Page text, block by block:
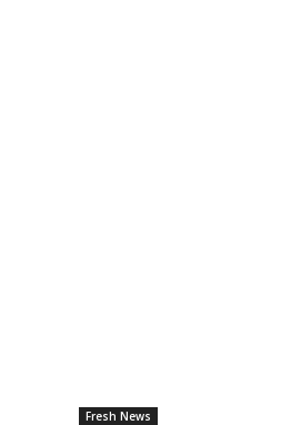
Fresh News